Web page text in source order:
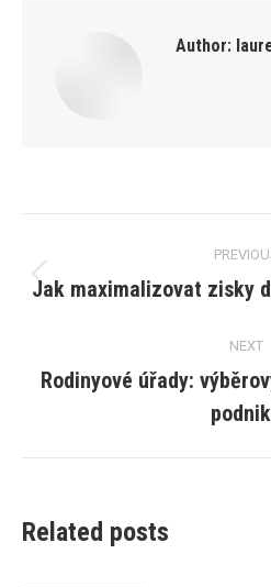
Author:
navigation
Jak maximalizovat zisky
NEXT
Rodinyové úřady:
Related posts